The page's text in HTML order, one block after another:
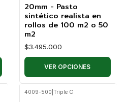
20mm - Pasto
sintético realista en
rollos de 100 m2 o 50
m2
$3.495.000
VER OPCIONES
4009-500 Triple C